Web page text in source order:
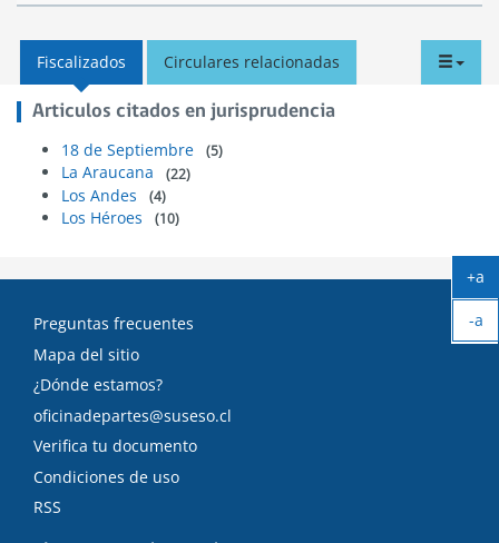
Fiscalizados Circulares relacionadas
Articulos citados en jurisprudencia
18 de Septiembre
(5)
La Araucana (22)
Los Andes (4)
Los Héroes (10)
Preguntas frecuentes
Mapa del sitio
¿Dónde estamos?
oficinadepartes@suseso.cl
Verifica tu documento
Condiciones de uso
RSS
+a
-a